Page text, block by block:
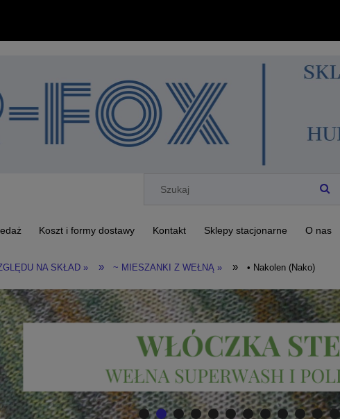
Koszt i formy dostawy Kontakt Sklepy stacjonarne O nas
NA SKŁAD » » ~ MIESZANKI Z WEŁNĄ » » • Nakolen (Nako)